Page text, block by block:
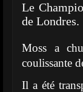
Le
de Londres.
Moss a
coulissante
Il a été